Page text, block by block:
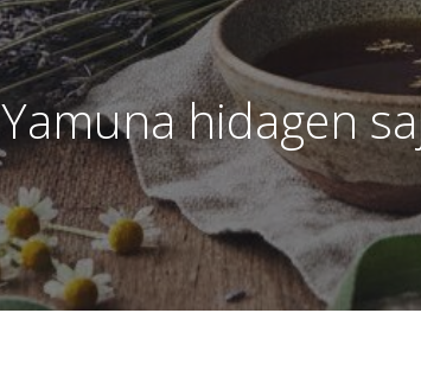
Yamuna hidagen